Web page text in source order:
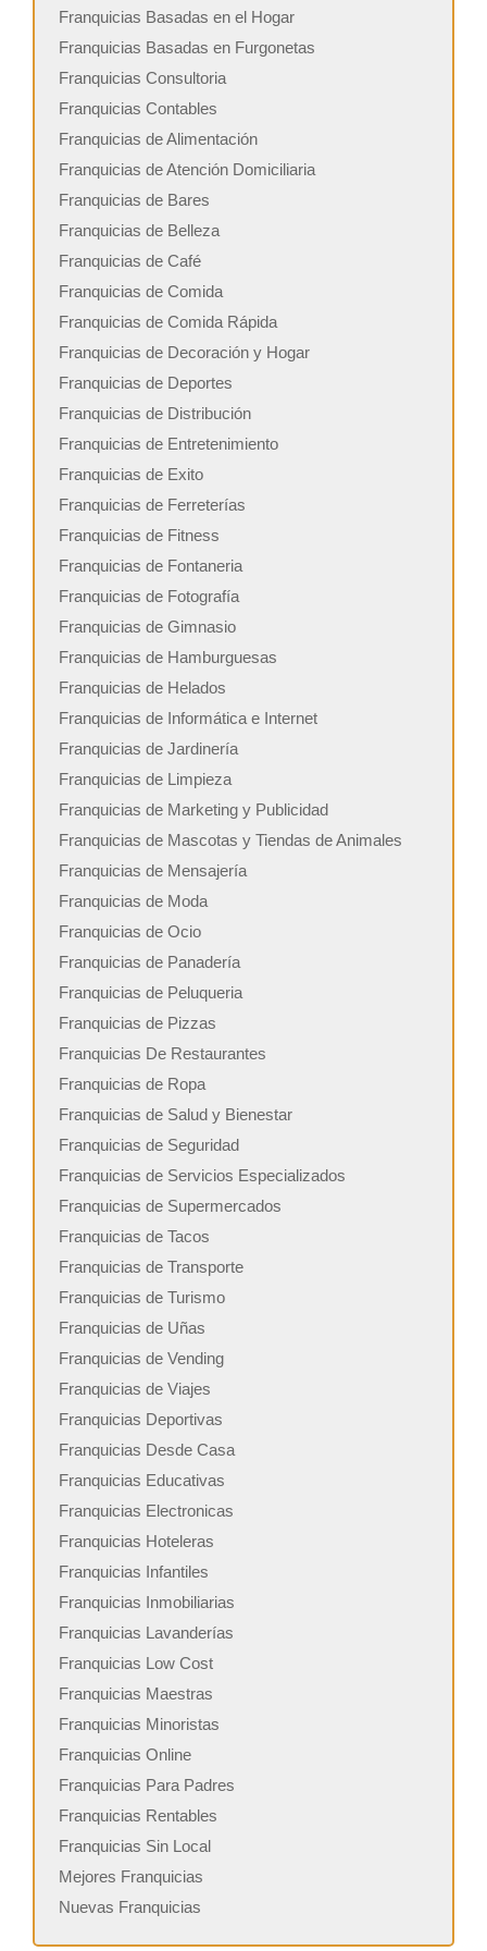
Franquicias Basadas en el Hogar
Franquicias Basadas en Furgonetas
Franquicias Consultoria
Franquicias Contables
Franquicias de Alimentación
Franquicias de Atención Domiciliaria
Franquicias de Bares
Franquicias de Belleza
Franquicias de Café
Franquicias de Comida
Franquicias de Comida Rápida
Franquicias de Decoración y Hogar
Franquicias de Deportes
Franquicias de Distribución
Franquicias de Entretenimiento
Franquicias de Exito
Franquicias de Ferreterías
Franquicias de Fitness
Franquicias de Fontaneria
Franquicias de Fotografía
Franquicias de Gimnasio
Franquicias de Hamburguesas
Franquicias de Helados
Franquicias de Informática e Internet
Franquicias de Jardinería
Franquicias de Limpieza
Franquicias de Marketing y Publicidad
Franquicias de Mascotas y Tiendas de Animales
Franquicias de Mensajería
Franquicias de Moda
Franquicias de Ocio
Franquicias de Panadería
Franquicias de Peluqueria
Franquicias de Pizzas
Franquicias De Restaurantes
Franquicias de Ropa
Franquicias de Salud y Bienestar
Franquicias de Seguridad
Franquicias de Servicios Especializados
Franquicias de Supermercados
Franquicias de Tacos
Franquicias de Transporte
Franquicias de Turismo
Franquicias de Uñas
Franquicias de Vending
Franquicias de Viajes
Franquicias Deportivas
Franquicias Desde Casa
Franquicias Educativas
Franquicias Electronicas
Franquicias Hoteleras
Franquicias Infantiles
Franquicias Inmobiliarias
Franquicias Lavanderías
Franquicias Low Cost
Franquicias Maestras
Franquicias Minoristas
Franquicias Online
Franquicias Para Padres
Franquicias Rentables
Franquicias Sin Local
Mejores Franquicias
Nuevas Franquicias